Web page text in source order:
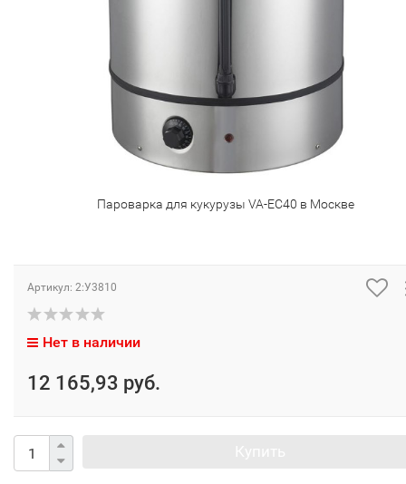
Пароварка для кукурузы VA-EC40 в Москве
Артикул: 2:У3810
Нет в наличии
12 165,93 руб.